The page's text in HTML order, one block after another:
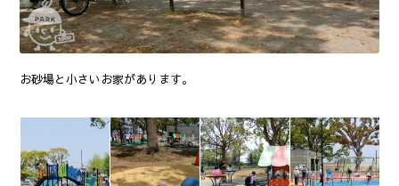
お砂場と小さいお家があります。